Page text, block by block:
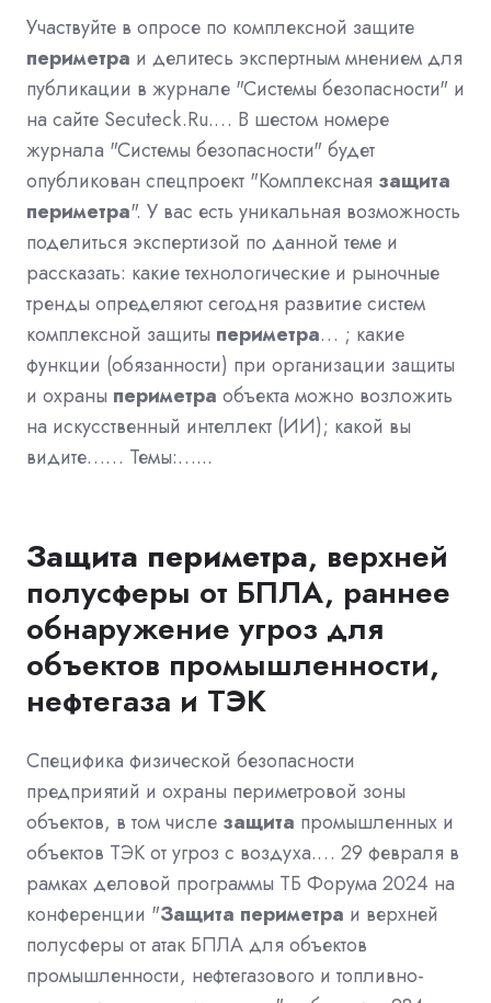
Участвуйте в опросе по комплексной защите
периметра и делитесь экспертным мнением для
публикации в журнале "Системы безопасности" и
на сайте Secuteck.Ru.… В шестом номере
журнала "Системы безопасности" будет
опубликован спецпроект "Комплексная защита
периметра". У вас есть уникальная возможность
поделиться экспертизой по данной теме и
рассказать: какие технологические и рыночные
тренды определяют сегодня развитие систем
комплексной защиты периметра… ; какие
функции (обязанности) при организации защиты
и охраны периметра объекта можно возложить
на искусственный интеллект (ИИ); какой вы
видите…… Темы:…...
Защита периметра, верхней
полусферы от БПЛА, раннее
обнаружение угроз для
объектов промышленности,
нефтегаза и ТЭК
Специфика физической безопасности
предприятий и охраны периметровой зоны
объектов, в том числе защита промышленных и
объектов ТЭК от угроз с воздуха.… 29 февраля в
рамках деловой программы ТБ Форума 2024 на
конференции "Защита периметра и верхней
полусферы от атак БПЛА для объектов
промышленности, нефтегазового и топливно-